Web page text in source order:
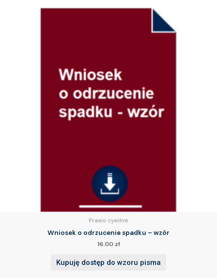
Prawo cywilne
Wniosek o odrzucenie spadku – wzór
16.00 zł
Kupuję dostęp do wzoru pisma